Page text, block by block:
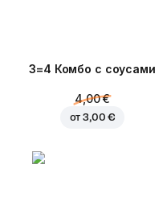
3=4 Комбо с соусами
4,00 €
от3,00 €